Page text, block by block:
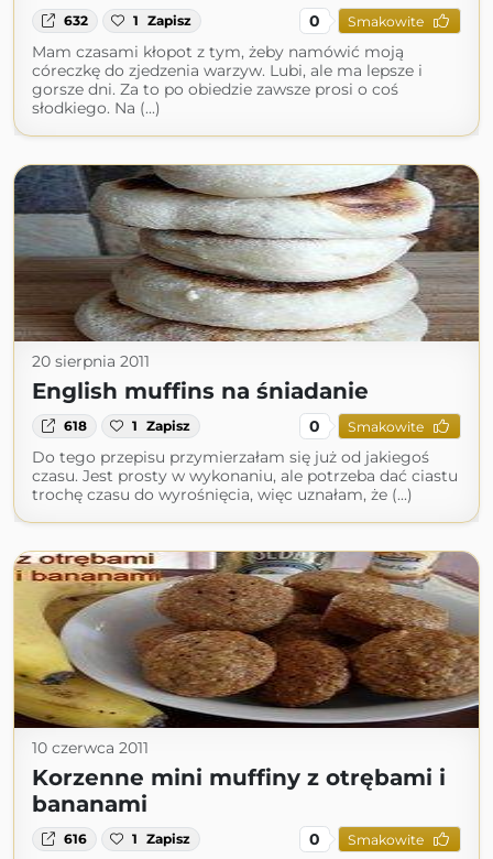
632 1 Zapisz 0 Smakowite
Mam czasami kłopot z tym, żeby namówić moją
córeczkę do zjedzenia warzyw. Lubi, ale ma lepsze i
gorsze dni. Za to po obiedzie zawsze prosi o coś
słodkiego. Na (...)
20 sierpnia 2011
English muffins na śniadanie
618 1 Zapisz 0 Smakowite
Do tego przepisu przymierzałam się już od jakiegoś
czasu. Jest prosty w wykonaniu, ale potrzeba dać ciastu
trochę czasu do wyrośnięcia, więc uznałam, że (...)
10 czerwca 2011
Korzenne mini muffiny z otrębami i
bananami
616 1 Zapisz 0 Smakowite